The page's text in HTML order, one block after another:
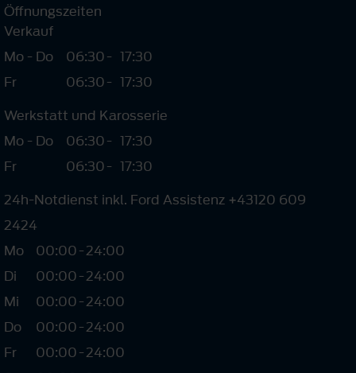
Öffnungszeiten
Verkauf
Mo - Do
06:30- 17:30
Fr
06:30- 17:30
Werkstatt und Karosserie
Mo - Do
06:30- 17:30
Fr
06:30- 17:30
24h-Notdienst inkl. Ford Assistenz +43120 609
2424
Mo
00:00-24:00
Di
00:00-24:00
Mi
00:00-24:00
Do
00:00-24:00
Fr
00:00-24:00